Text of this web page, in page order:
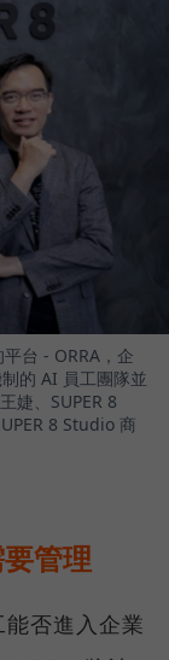
台 - ORRA，企
的 AI 員工團隊並
婕、SUPER 8
8 Studio 商
管理
否進入企業